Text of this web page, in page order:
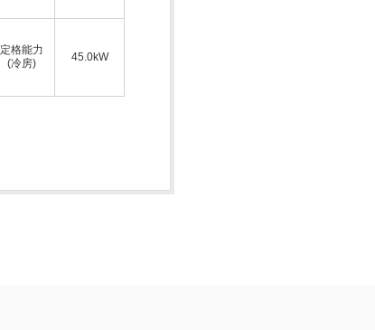
定格能力
(冷房)
45.0kW